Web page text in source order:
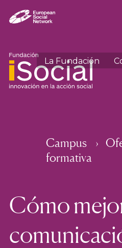
La Fundación
Campus
formativa
Cómo